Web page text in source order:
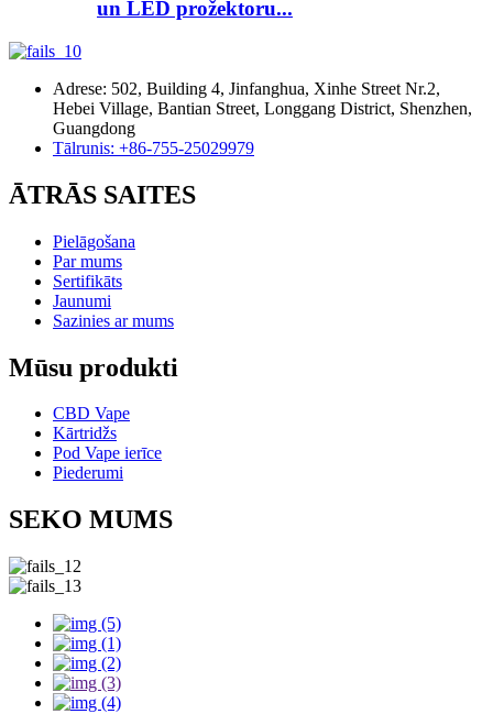
un LED prožektoru...
Adrese: 502, Building 4, Jinfanghua, Xinhe Street Nr.2,
Hebei Village, Bantian Street, Longgang District, Shenzhen,
Guangdong
Tālrunis: +86-755-25029979
ĀTRĀS SAITES
Pielāgošana
Par mums
Sertifikāts
Jaunumi
Sazinies ar mums
Mūsu produkti
CBD Vape
Kārtridžs
Pod Vape ierīce
Piederumi
SEKO MUMS